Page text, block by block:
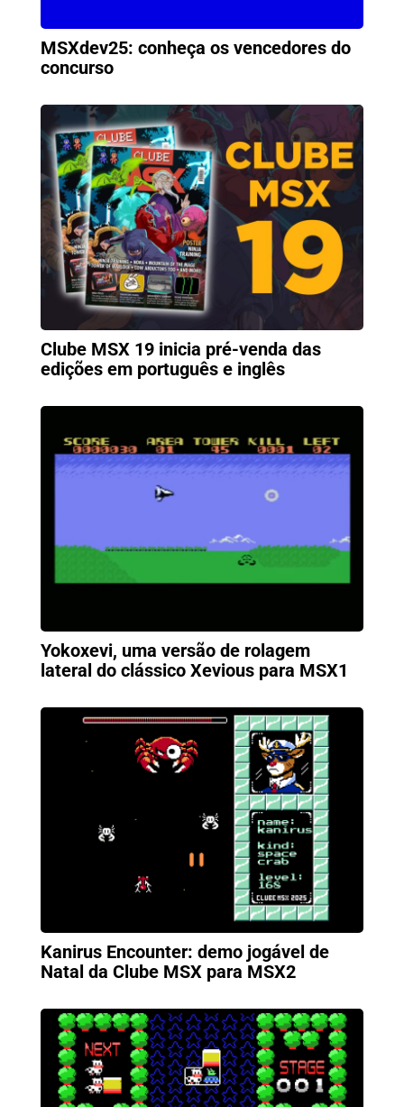
MSXdev25: conheça os vencedores do
concurso
Clube MSX 19 inicia pré-venda das
edições em português e inglês
Yokoxevi, uma versão de rolagem
lateral do clássico Xevious para MSX1
Kanirus Encounter: demo jogável de
Natal da Clube MSX para MSX2